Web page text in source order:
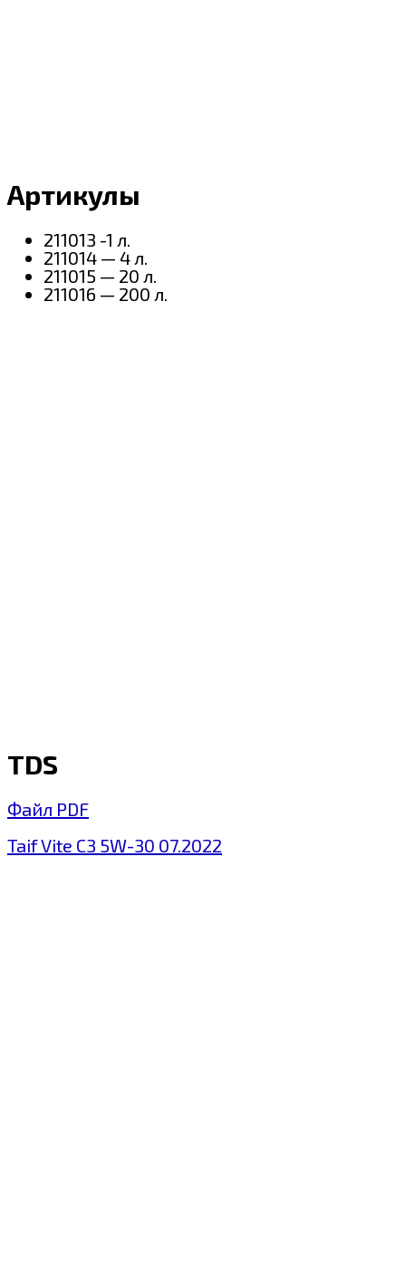
Артикулы
211013 -1 л.
211014 — 4 л.
211015 — 20 л.
211016 — 200 л.
TDS
Файл PDF
Taif Vite C3 5W-30 07.2022